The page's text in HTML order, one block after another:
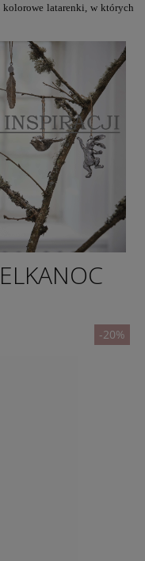
kolorowe latarenki, w których
-20%